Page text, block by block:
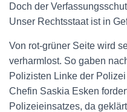
Doch der
Unser Rechtsstaat ist in
Von rot-grüner Seite wird
verharmlost. So gaben
Polizisten Linke der
Chefin Saskia Esken
Polizeieinsatzes, da